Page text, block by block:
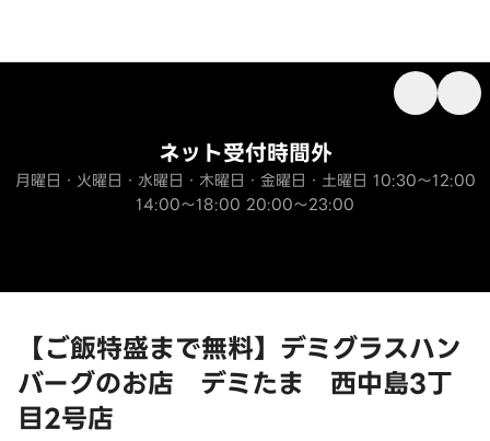
【ご飯特盛まで無料】デミグラスハン
バーグのお店 デミたま 西中島3丁
目2号店
ネット受付時間外
月曜日・火曜日・水曜日・木曜日・金曜日・土曜日 10:30～12:00
14:00～18:00 20:00～23:00